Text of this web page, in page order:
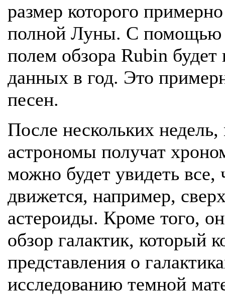
размер которого
полной Луны. С
полем обзора Rubin будет
данных в год. Это
песен.
После нескольких
астрономы получат
можно будет увидеть все,
движется, например,
астероиды. Кроме того,
обзор галактик, который
представления о
исследованию темной